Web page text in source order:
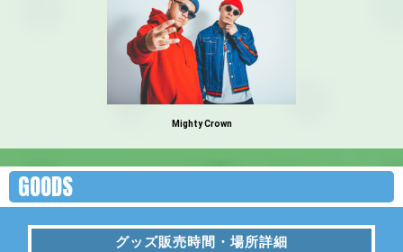
Mighty Crown
GOODS
グッズ販売時間・場所詳細
グッズ販売時間・場所詳細